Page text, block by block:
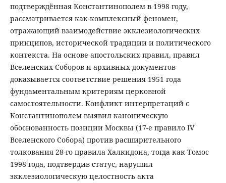
подтверждённая Константинополем в 1998 году,
рассматривается как комплексный феномен,
отражающий взаимодействие экклезиологических
принципов, исторической традиции и политического
контекста. На основе апостольских правил, правил
Вселенских Соборов и архивных документов
доказывается соответствие решения 1951 года
фундаментальным критериям церковной
самостоятельности. Конфликт интерпретаций с
Константинополем выявил каноническую
обоснованность позиции Москвы (17-е правило IV
Вселенского Собора) против расширительного
толкования 28-го правила Халкидона, тогда как Томос
1998 года, подтвердив статус, нарушил
экклезиологическую целостность акта